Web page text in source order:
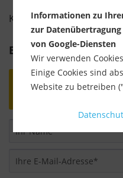
Bewertung schreiben
Bewertungen
Informationen zu
zur
von Google-Diensten
Wir verwenden
Einige Cookies sind
Website zu betreiben
Verwendung
Akkordeon-Elementen